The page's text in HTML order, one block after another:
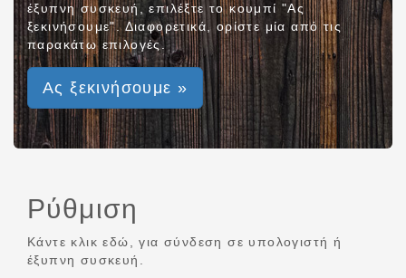
έξυπνη συσκευή, επιλέξτε το κουμπί "Ας
ξεκινήσουμε". Διαφορετικά, ορίστε μία από τις
παρακάτω επιλογές.
Ας ξεκινήσουμε »
Ρύθμιση
Κάντε κλικ εδώ, για σύνδεση σε υπολογιστή ή
έξυπνη συσκευή.